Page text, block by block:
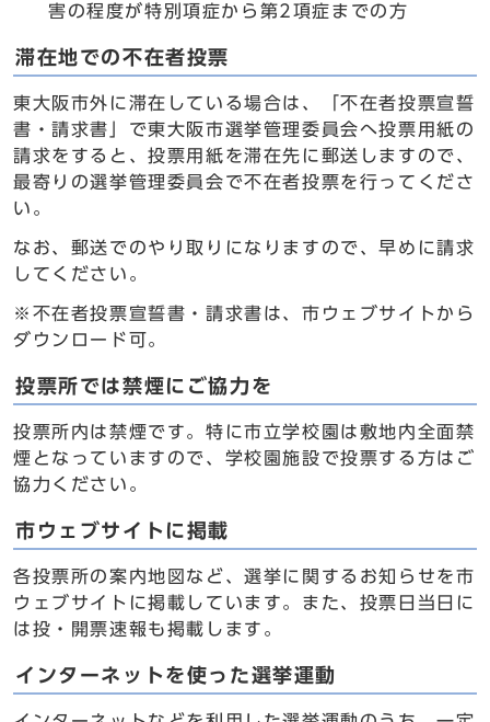
害の程度が特別項症から第2項症までの方
滞在地での不在者投票
東大阪市外に滞在している場合は、「不在者投票宣誓
書・請求書」で東大阪市選挙管理委員会へ投票用紙の
請求をすると、投票用紙を滞在先に郵送しますので、
最寄りの選挙管理委員会で不在者投票を行ってくださ
い。
なお、郵送でのやり取りになりますので、早めに請求
してください。
※不在者投票宣誓書・請求書は、市ウェブサイトから
ダウンロード可。
投票所では禁煙にご協力を
投票所内は禁煙です。特に市立学校園は敷地内全面禁
煙となっていますので、学校園施設で投票する方はご
協力ください。
市ウェブサイトに掲載
各投票所の案内地図など、選挙に関するお知らせを市
ウェブサイトに掲載しています。また、投票日当日に
は投・開票速報も掲載します。
インターネットを使った選挙運動